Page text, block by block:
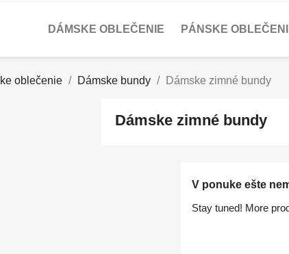
DÁMSKE OBLEČENIE PÁNSKE
oblečenie Dámske bundy Dámske zimné bundy
Dámske zimné bundy
V ponuke ešte
Stay tuned! More